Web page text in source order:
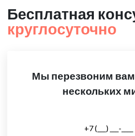
Бесплатная
круглосуточно
Мы перезвоним вам
нескольких